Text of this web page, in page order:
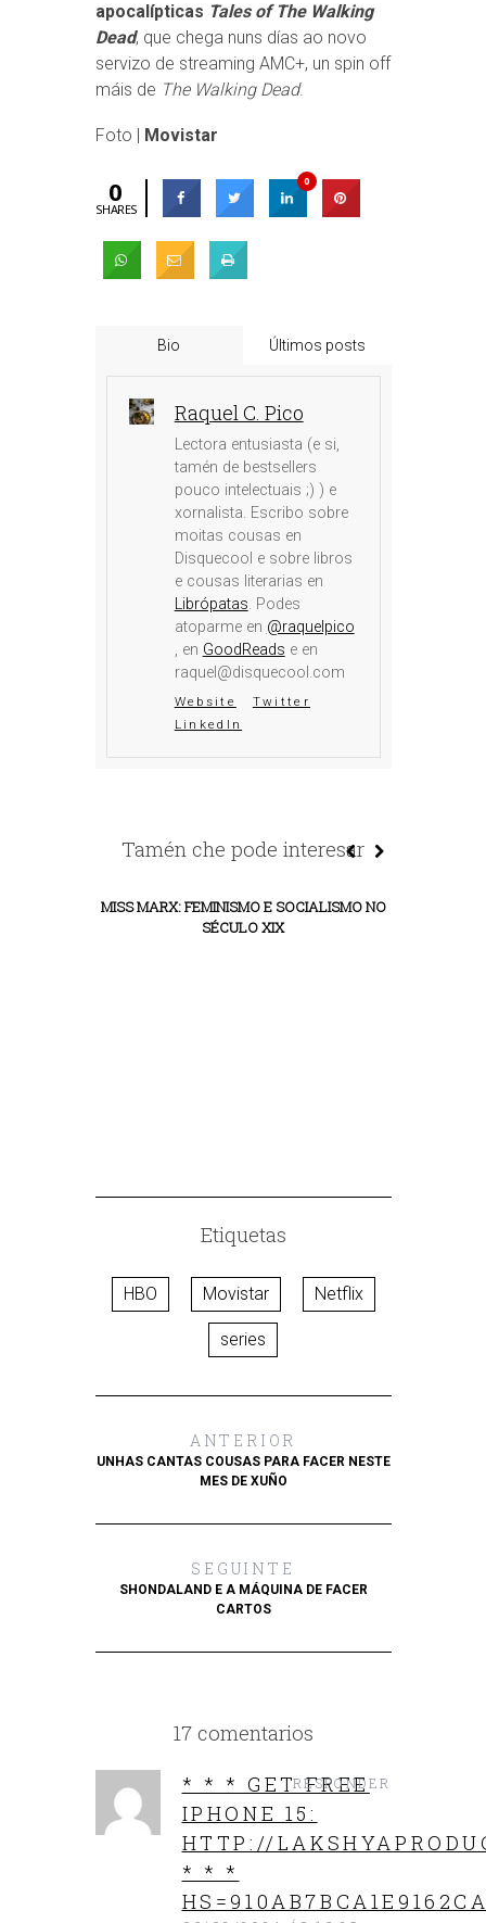
apocalípticas Tales of The Walking
Dead, que chega nuns días ao novo
servizo de streaming AMC+, un spin off
máis de The Walking Dead.
Foto | Movistar
0
SHARES
0
Bio Últimos posts
Raquel C. Pico
Lectora entusiasta (e si,
tamén de bestsellers
pouco intelectuais ;) ) e
xornalista. Escribo sobre
moitas cousas en
Disquecool e sobre libros
e cousas literarias en
Librópatas. Podes
atoparme en @raquelpico
, en GoodReads e en
raquel@disquecool.com
Website
Twitter
LinkedIn
Tamén che pode interesar
MISS MARX: FEMINISMO E SOCIALISMO NO
SÉCULO XIX
Etiquetas
HBO Movistar Netflix
series
ANTERIOR
UNHAS CANTAS COUSAS PARA FACER NESTE
MES DE XUÑO
SEGUINTE
SHONDALAND E A MÁQUINA DE FACER
CARTOS
17 comentarios
* * * GET FREE
IPHONE 15:
HTTP://
* * *
RESPONDER